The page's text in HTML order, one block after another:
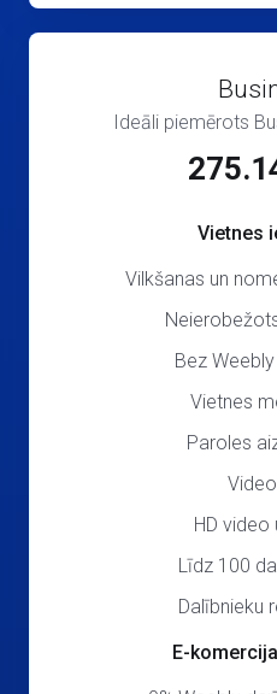
Ideāli piemērots
Vietnes
Vilkšanas un
Bez
Vietnes
Paroles
HD video
Līdz 100
Dalībnieku
E-